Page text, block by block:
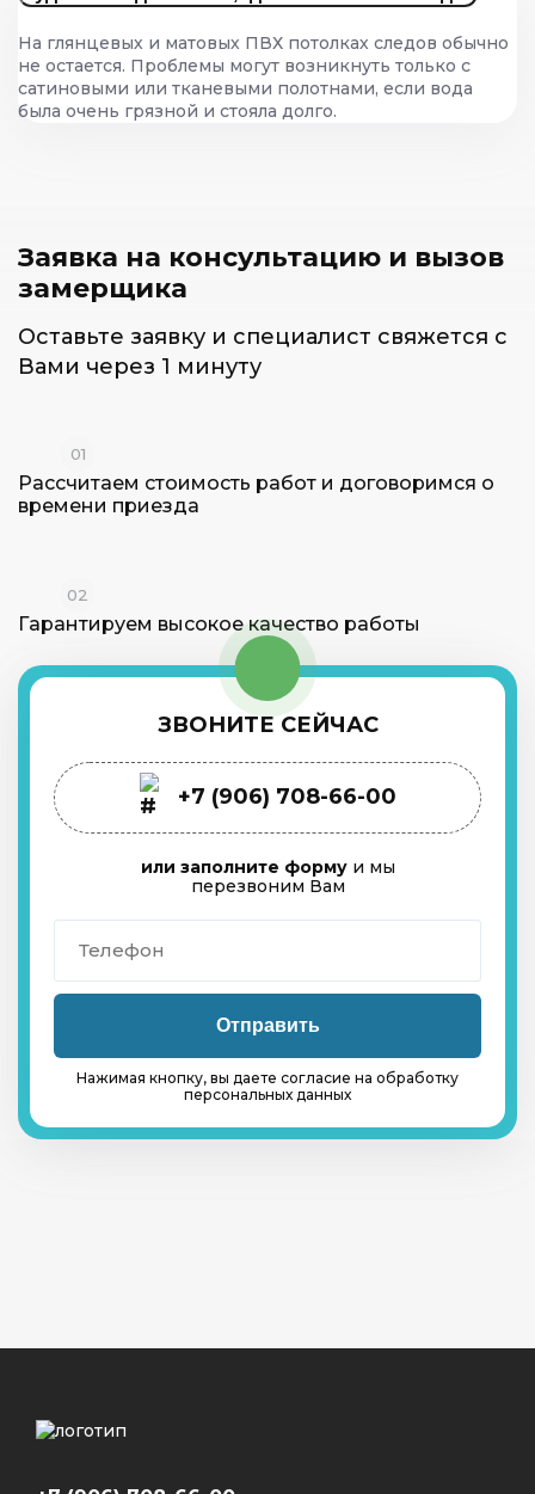
На глянцевых и матовых ПВХ потолках следов обычно
не остается. Проблемы могут возникнуть только с
сатиновыми или тканевыми полотнами, если вода
была очень грязной и стояла долго.
Заявка на консультацию и вызов
замерщика
Оставьте заявку и специалист свяжется с
Вами через 1 минуту
01
Рассчитаем стоимость работ и договоримся о
времени приезда
02
Гарантируем высокое качество работы
ЗВОНИТЕ СЕЙЧАС
+7 (906) 708-66-00
или заполните формуи мы
перезвоним Вам
Нажимая кнопку, вы даете согласие на обработку
персональных данных